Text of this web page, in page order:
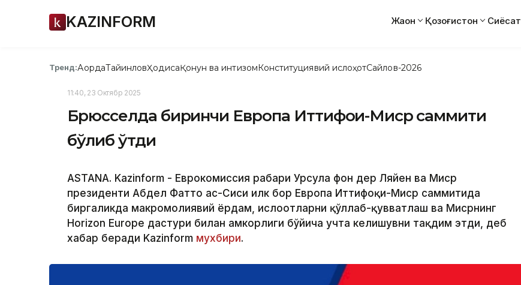
KAZINFORM Жаҳон Қозоғистон Сиёсат
Тренд:АқордаТайинловҲодисаҚонун ва интизомКонституциявий ислоҳотСайлов-2026
11:40, 23 Октябр 2025
Брюсселда биринчи Европа Иттифоқи-Миср саммити
бўлиб ўтди
ASTANA. Kazinform - Еврокомиссия раҳбари Урсула фон дер Ляйен ва Миср
президенти Абдел Фаттоҳ ас-Сиси илк бор Европа Иттифоқи-Миср саммитида
биргаликда макромолиявий ёрдам, ислоҳотларни қўллаб-қувватлаш ва Мисрнинг
Horizon Europe дастури билан ҳамкорлиги бўйича учта келишувни тақдим этди, деб
хабар беради Kazinform мухбири.